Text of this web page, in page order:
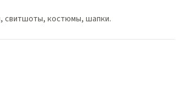
свитшоты, костюмы, шапки.